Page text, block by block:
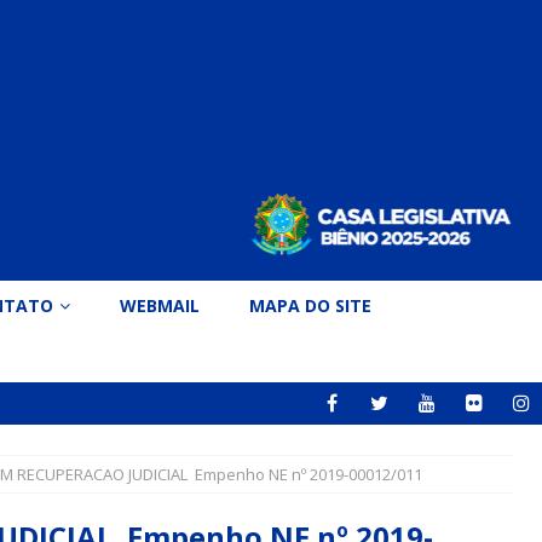
WEBMAIL MAPA DO SITE
RECUPERACAO JUDICIAL Empenho NE nº 2019-00012/011